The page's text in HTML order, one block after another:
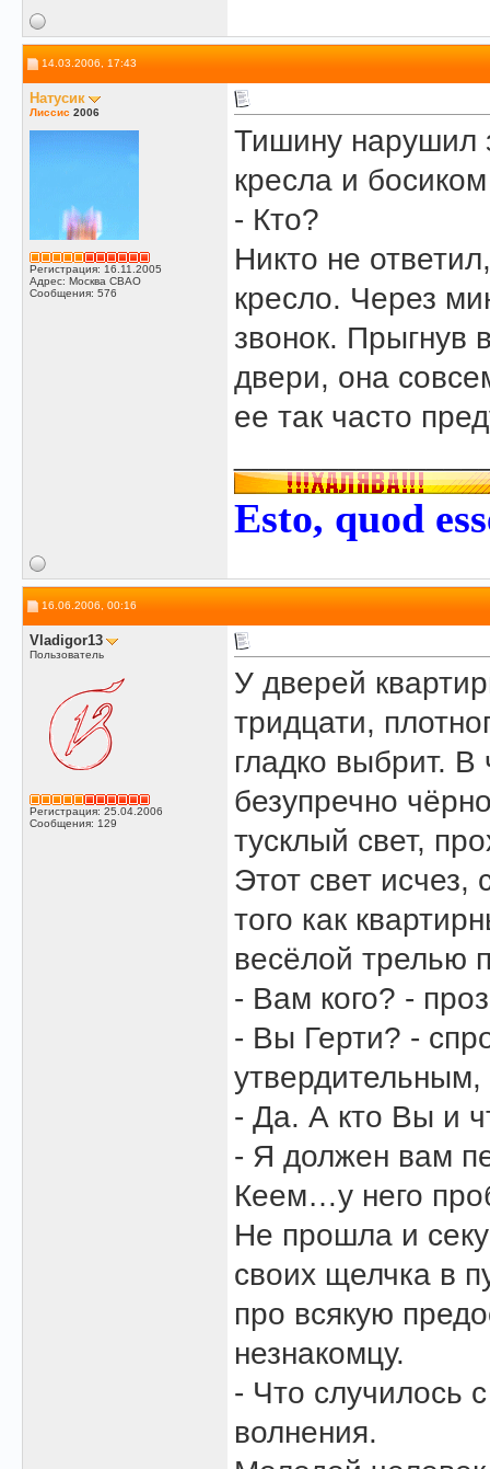
14.03.2006, 17:43
Натусик
Лиссис 2006
Регистрация: 16.11.2005
Адрес: Москва СВАО
Сообщения: 576
Тишину нарушил
кресла и
- Кто?
Никто не
кресло. Через
звонок. Прыгнув
двери, она
ее так часто
Esto, quod
16.06.2006, 00:16
Vladigor13
Пользователь
Регистрация: 25.04.2006
Сообщения: 129
У дверей
тридцати,
гладко выбрит.
безупречно
тусклый свет,
Этот свет исчез,
того как
весёлой трелью
- Вам кого? -
- Вы Герти? -
- Да. А кто Вы и
- Я должен вам
Кеем…у него
Не прошла и
своих щелчка в
про всякую
незнакомцу.
- Что случилось
волнения.